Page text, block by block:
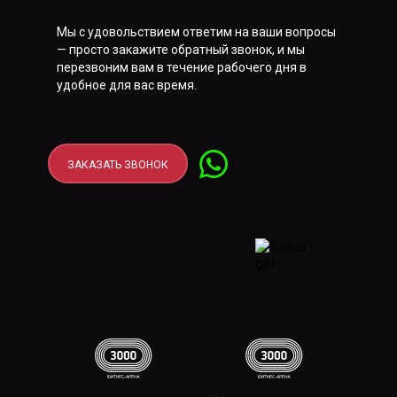
Мы с удовольствием ответим на ваши вопросы
— просто закажите обратный звонок, и мы
перезвоним вам в течение рабочего дня в
удобное для вас время.
ЗАКАЗАТЬ ЗВОНОК